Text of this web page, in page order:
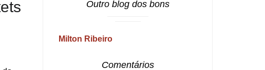
Outro blog dos bons
Milton Ribeiro
Comentários